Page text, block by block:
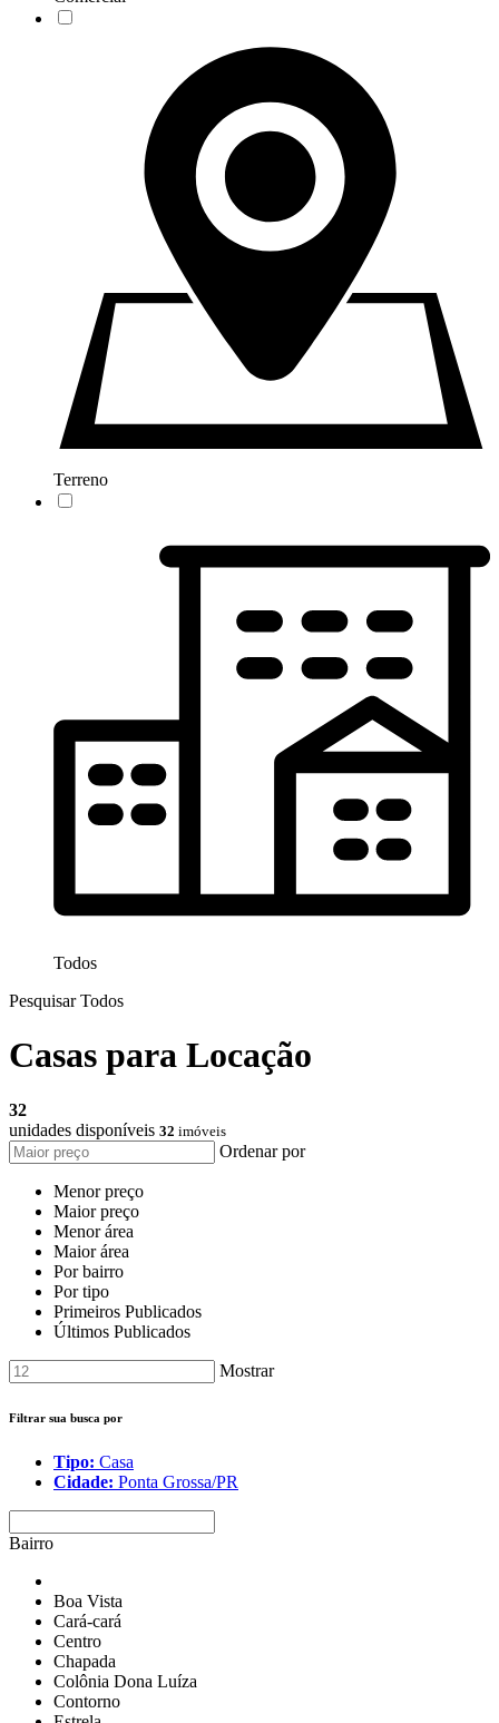
Terreno
Todos
Pesquisar Todos
Casas para Locação
32
unidades disponíveis 32 imóveis
Ordenar por
Menor preço
Maior preço
Menor área
Maior área
Por bairro
Por tipo
Primeiros Publicados
Últimos Publicados
Mostrar
Filtrar sua busca por
Tipo: Casa
Cidade: Ponta Grossa/PR
Bairro
Boa Vista
Cará-cará
Centro
Chapada
Colônia Dona Luíza
Contorno